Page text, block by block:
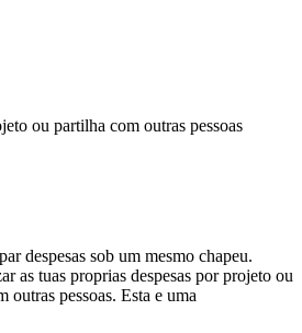
ou partilha com outras pessoas
despesas sob um mesmo chapeu.
as tuas proprias despesas por projeto ou
outras pessoas. Esta e uma